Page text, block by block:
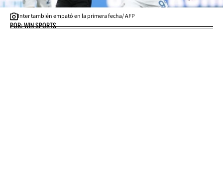
Inter también empató en la primera fecha/ AFP
POR: WIN SPORTS